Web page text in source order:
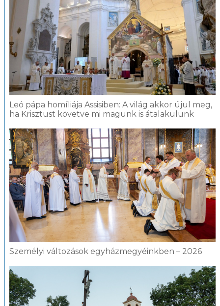
Leó pápa homíliája Assisiben: A világ akkor újul meg,
ha Krisztust követve mi magunk is átalakulunk
Személyi változások egyházmegyéinkben – 2026